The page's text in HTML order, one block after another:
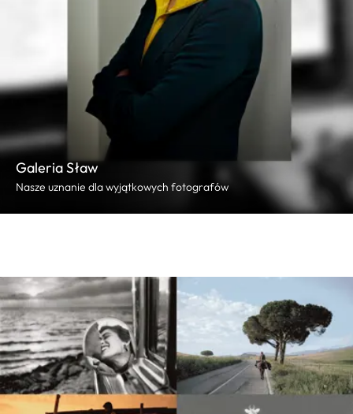
Galeria Sław
Nasze uznanie dla wyjątkowych fotografów